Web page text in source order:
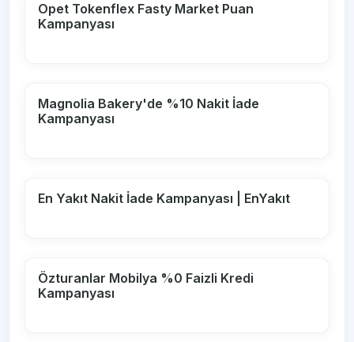
Opet Tokenflex Fasty Market Puan
Kampanyası
Magnolia Bakery'de %10 Nakit İade
Kampanyası
En Yakıt Nakit İade Kampanyası | EnYakıt
Özturanlar Mobilya %0 Faizli Kredi
Kampanyası